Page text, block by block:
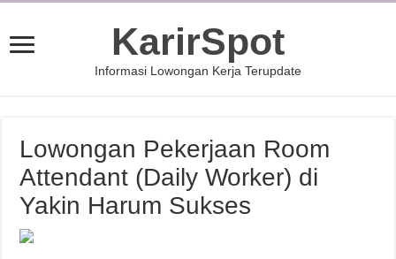
KarirSpot
Informasi Lowongan Kerja Terupdate
Lowongan Pekerjaan Room
Attendant (Daily Worker) di
Yakin Harum Sukses